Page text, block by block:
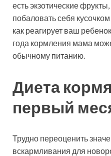
есть экзотические
побаловать себя
как реагирует ваш
года кормления мама
обычному питанию.
Диета
первый
Трудно переоценить
вскармливания для